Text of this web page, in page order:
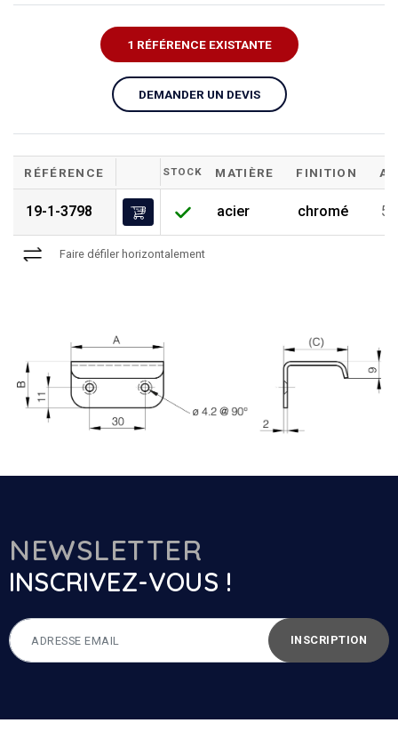
1 RÉFÉRENCE EXISTANTE
DEMANDER UN DEVIS
RÉFÉRENCE STOCK MATIÈRE FINITION A
19-1-3798 acier chromé
Faire défiler horizontalement
NEWSLETTER
INSCRIVEZ-VOUS !
INSCRIPTION